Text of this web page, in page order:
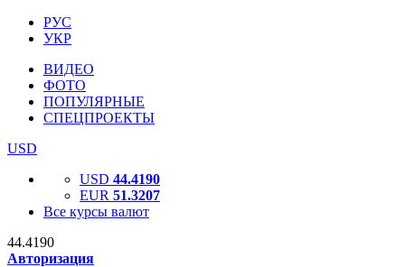
РУС
УКР
ВИДЕО
ФОТО
ПОПУЛЯРНЫЕ
СПЕЦПРОЕКТЫ
USD
USD 44.4190
EUR 51.3207
Все курсы валют
44.4190
Авторизация